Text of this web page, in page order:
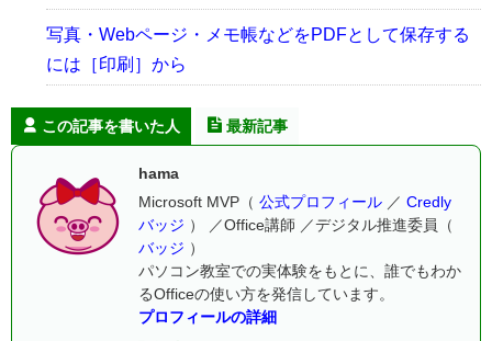
写真・Webページ・メモ帳などをPDFとして保存する
には［印刷］から
この記事を書いた人 最新記事
hama
Microsoft MVP（ 公式プロフィール ／ Credly
バッジ ） ／Office講師 ／デジタル推進委員（
バッジ ）
パソコン教室での実体験をもとに、誰でもわか
るOfficeの使い方を発信しています。
プロフィールの詳細